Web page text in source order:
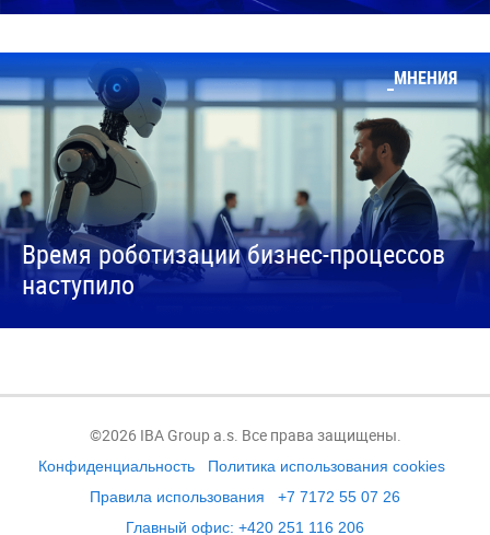
МНЕНИЯ
Время роботизации бизнес-процессов
наступило
©2026 IBA Group a.s. Все права защищены.
Конфиденциальность
Политика использования cookies
Правила использования
+7 7172 55 07 26
Главный офис: +420 251 116 206